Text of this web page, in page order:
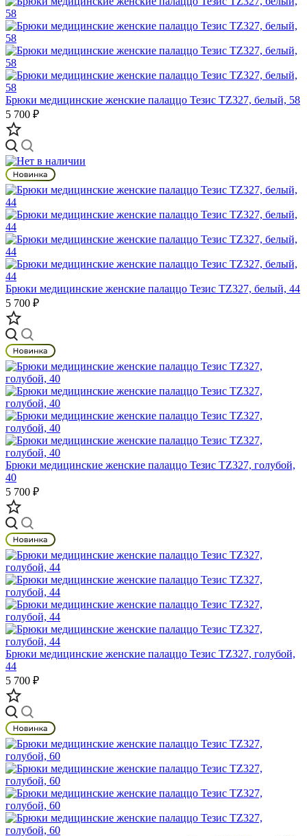
Брюки медицинские женские палаццо Тезис TZ327, белый, 58
5 700 ₽
Брюки медицинские женские палаццо Тезис TZ327, белый, 44
5 700 ₽
Брюки медицинские женские палаццо Тезис TZ327, голубой,
40
5 700 ₽
Брюки медицинские женские палаццо Тезис TZ327, голубой,
44
5 700 ₽